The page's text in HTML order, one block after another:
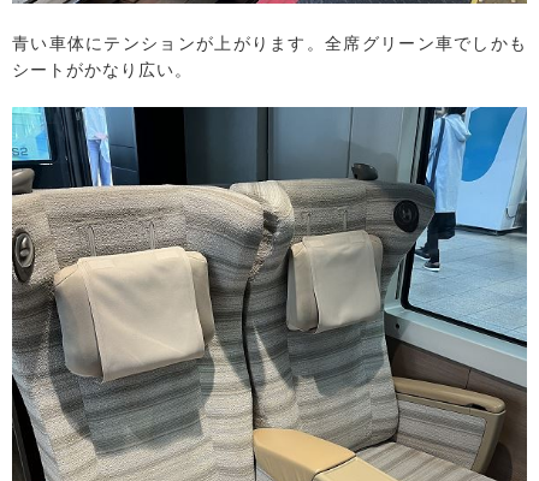
青い車体にテンションが上がります。全席グリーン車でしかも
シートがかなり広い。